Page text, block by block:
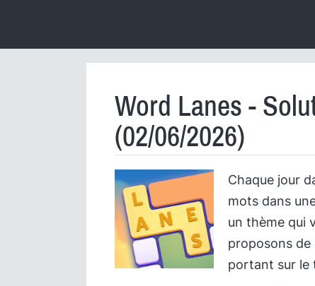
Word Lanes -
(02/06/2026)
Chaque jour
mots dans
un thème qui
proposons de
portant sur le